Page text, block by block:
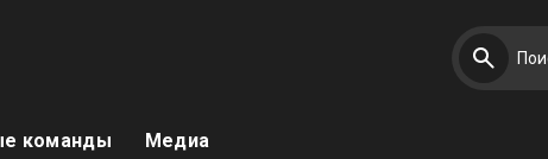
команды Медиа